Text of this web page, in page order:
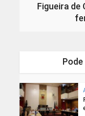
Figueira de